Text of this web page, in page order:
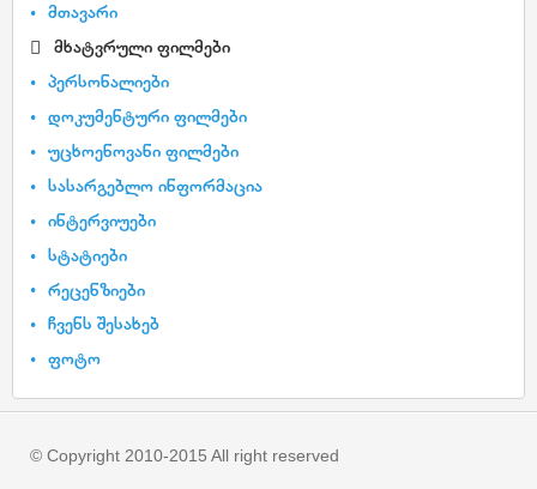
მთავარი
მხატვრული ფილმები
პერსონალიები
დოკუმენტური ფილმები
უცხოენოვანი ფილმები
სასარგებლო ინფორმაცია
ინტერვიუები
სტატიები
რეცენზიები
ჩვენს შესახებ
ფოტო
© Copyright 2010-2015 All right reserved